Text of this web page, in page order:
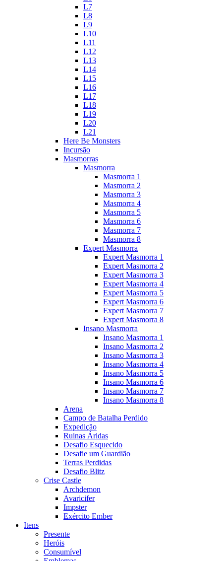
L7
L8
L9
L10
L11
L12
L13
L14
L15
L16
L17
L18
L19
L20
L21
Here Be Monsters
Incursão
Masmorras
Masmorra
Masmorra 1
Masmorra 2
Masmorra 3
Masmorra 4
Masmorra 5
Masmorra 6
Masmorra 7
Masmorra 8
Expert Masmorra
Expert Masmorra 1
Expert Masmorra 2
Expert Masmorra 3
Expert Masmorra 4
Expert Masmorra 5
Expert Masmorra 6
Expert Masmorra 7
Expert Masmorra 8
Insano Masmorra
Insano Masmorra 1
Insano Masmorra 2
Insano Masmorra 3
Insano Masmorra 4
Insano Masmorra 5
Insano Masmorra 6
Insano Masmorra 7
Insano Masmorra 8
Arena
Campo de Batalha Perdido
Expedição
Ruinas Áridas
Desafio Esquecido
Desafie um Guardião
Terras Perdidas
Desafio Blitz
Crise Castle
Archdemon
Avaricifer
Impster
Exército Ember
Itens
Presente
Heróis
Consumível